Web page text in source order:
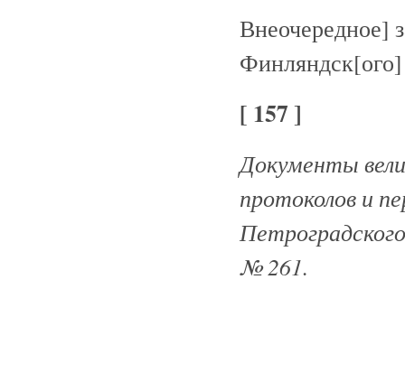
Внеочередное]
Финляндск[ого]
[ 157 ]
Документы
протоколов и
№ 261.